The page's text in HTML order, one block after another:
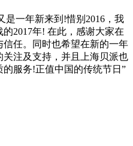
是一年新来到!惜别2016，我
2017年! 在此，感谢大家在
任。同时也希望在新的一年
注及支持，并且上海贝派也
服务!正值中国的传统节日”